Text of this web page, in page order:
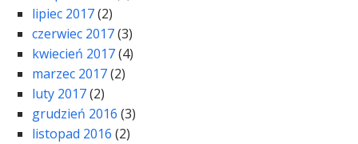
lipiec 2017(2)
czerwiec 2017(3)
kwiecień 2017(4)
marzec 2017(2)
luty 2017(2)
grudzień 2016 (3)
listopad 2016 (2)